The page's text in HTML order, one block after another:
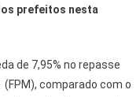
prefeitos nesta
de 7,95% no repasse
comparado com o